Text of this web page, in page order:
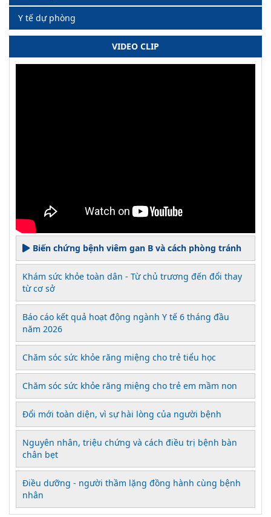
Y tế dự phòng
VIDEO CLIP
Biến chứng bệnh viêm gan B và cách phòng tránh
Khám sức khỏe toàn dân - Từ chủ trương đến đổi thay
từ cơ sở
Báo cáo kết quả hoạt động ngành Y tế 6 tháng đầu
năm 2026
Chăm sóc sức khỏe răng miệng cho trẻ tiểu học
Chăm sóc sức khỏe răng miệng cho trẻ em mầm non
Đổi mới toàn diện, vì sự hài lòng của người bệnh
Nguyên nhân, triệu chứng và cách điều trị bệnh bàn
chân bẹt
Điều dưỡng - người thầm lặng đồng hành cùng bệnh
nhân